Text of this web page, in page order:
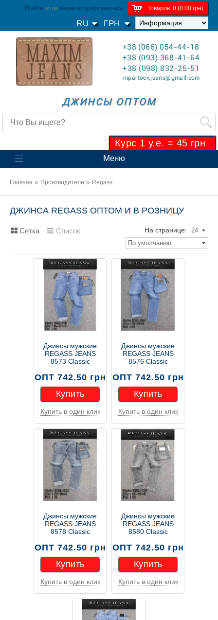
Товаров: 0 (0.00 грн)
Войти или зарегистрироваться
ГРН
RU
ДЖИНСЫ ОПТОМ
+38 (066) 054-44-18
+38 (093) 368-41-64
+38 (098) 832-25-51
mpartoev.jeans@gmail.com
Курс 1 у.е. = 45 грн
Меню
Главная » Производители » Regass
ДЖИНСА REGASS ОПТОМ И В РОЗНИЦУ
Сетка Список На странице:
24
По умолчанию
Джинсы мужские
REGASS JEANS
8573 Classic
ОПТ 742.50 грн
Купить
Купить
Купить в один клик
Джинсы мужские
REGASS JEANS
8576 Classic
ОПТ 742.50 грн
Купить
Купить
Купить в один клик
Джинсы мужские
REGASS JEANS
8578 Classic
ОПТ 742.50 грн
Купить
Купить
Купить в один клик
Джинсы мужские
REGASS JEANS
8580 Classic
ОПТ 742.50 грн
Купить
Купить
Купить в один клик